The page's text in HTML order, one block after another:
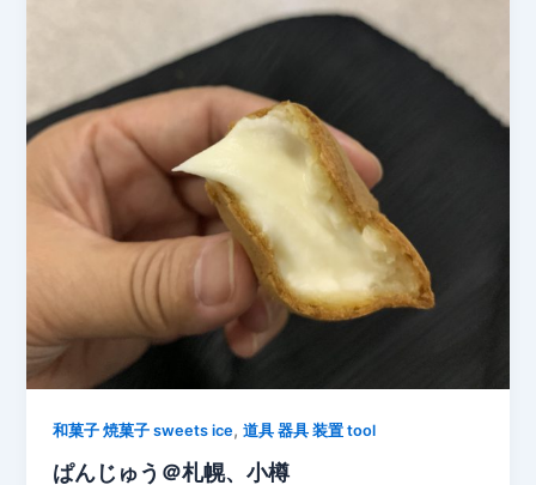
和菓子 焼菓子 sweets ice,道具 器具 装置 tool
ぱんじゅう＠札幌、小樽